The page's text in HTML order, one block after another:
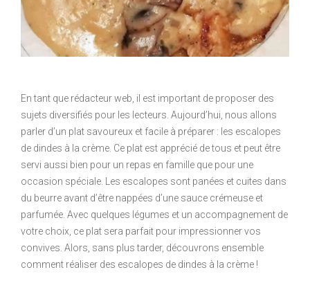
En tant que rédacteur web, il est important de proposer des
sujets diversifiés pour les lecteurs. Aujourd’hui, nous allons
parler d’un plat savoureux et facile à préparer : les escalopes
de dindes à la crème. Ce plat est apprécié de tous et peut être
servi aussi bien pour un repas en famille que pour une
occasion spéciale. Les escalopes sont panées et cuites dans
du beurre avant d’être nappées d’une sauce crémeuse et
parfumée. Avec quelques légumes et un accompagnement de
votre choix, ce plat sera parfait pour impressionner vos
convives. Alors, sans plus tarder, découvrons ensemble
comment réaliser des escalopes de dindes à la crème !